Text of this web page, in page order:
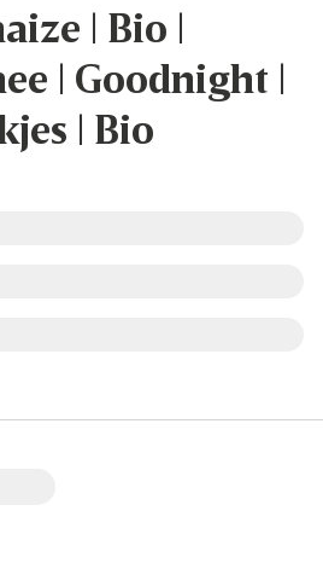
| Bio |
| Goodnight |
| Bio